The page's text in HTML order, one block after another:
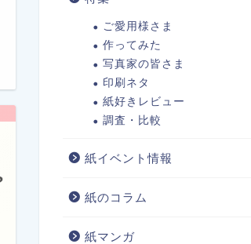
ご愛用様さま
作ってみた
写真家の皆さま
印刷ネタ
紙好きレビュー
調査・比較
紙イベント情報
紙のコラム
紙マンガ